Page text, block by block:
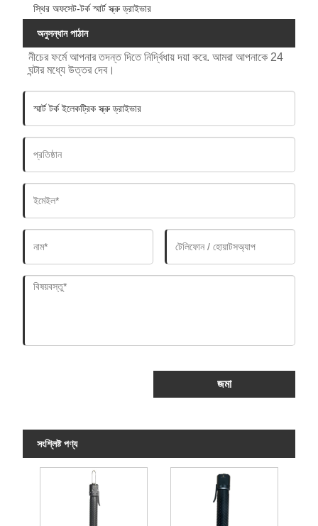
স্থির অফসেট-টর্ক স্মার্ট স্ক্রু ড্রাইভার
অনুসন্ধান পাঠান
নীচের ফর্মে আপনার তদন্ত দিতে নির্দ্বিধায় দয়া করে. আমরা আপনাকে 24
ঘন্টার মধ্যে উত্তর দেব।
জমা
সংশ্লিষ্ট পণ্য